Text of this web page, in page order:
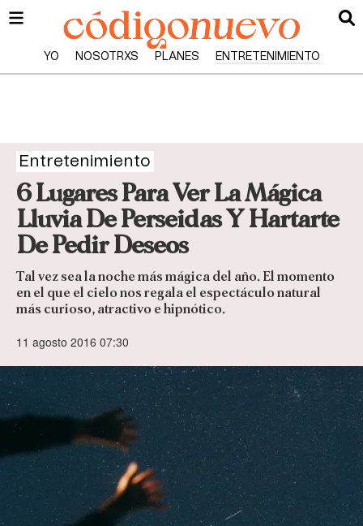
YO NOSOTRXS PLANES ENTRETENIMIENTO
Entretenimiento
6 Lugares Para Ver La Mágica
Lluvia De Perseidas Y Hartarte
De Pedir Deseos
Tal vez sea la noche más mágica del año. El momento
en el que el cielo nos regala el espectáculo natural
más curioso, atractivo e hipnótico.
11 agosto 2016 07:30